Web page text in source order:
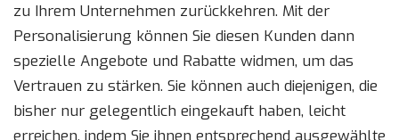
zu Ihrem Unternehmen zurückkehren. Mit der
Personalisierung können Sie diesen Kunden dann
spezielle Angebote und Rabatte widmen, um das
Vertrauen zu stärken. Sie können auch diejenigen, die
bisher nur gelegentlich eingekauft haben, leicht